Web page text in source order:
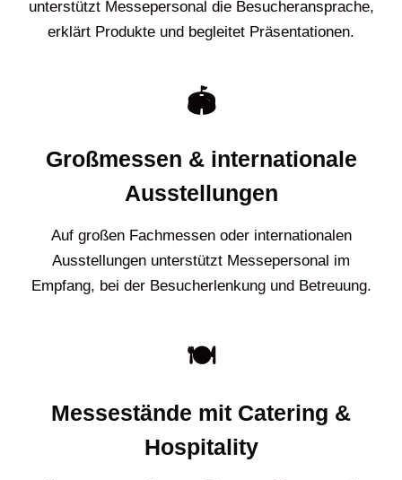
unterstützt Messepersonal die Besucheransprache,
erklärt Produkte und begleitet Präsentationen.
🏟️
Großmessen & internationale
Ausstellungen
Auf großen Fachmessen oder internationalen
Ausstellungen unterstützt Messepersonal im
Empfang, bei der Besucherlenkung und Betreuung.
🍽️
Messestände mit Catering &
Hospitality